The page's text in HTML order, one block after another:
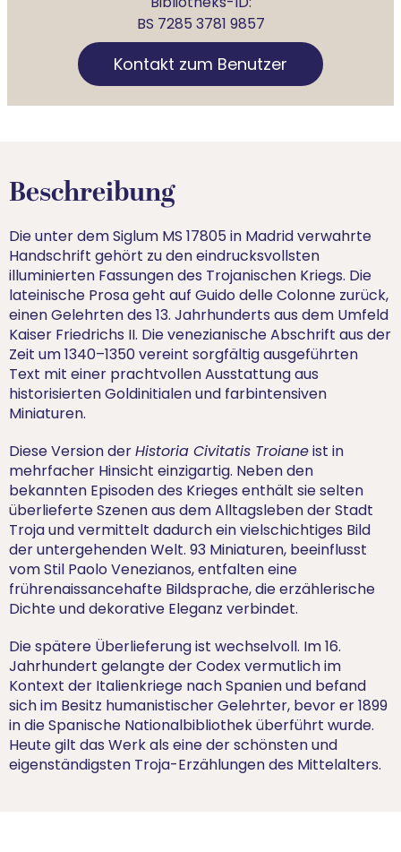
BS 7285 3781 9857
Kontakt zum Benutzer
Beschreibung
Die unter dem Siglum MS 17805 in Madrid verwahrte
Handschrift gehört zu den eindrucksvollsten
illuminierten Fassungen des Trojanischen Kriegs. Die
lateinische Prosa geht auf Guido delle Colonne zurück,
einen Gelehrten des 13. Jahrhunderts aus dem Umfeld
Kaiser Friedrichs II. Die venezianische Abschrift aus der
Zeit um 1340–1350 vereint sorgfältig ausgeführten
Text mit einer prachtvollen Ausstattung aus
historisierten Goldinitialen und farbintensiven
Miniaturen.
Diese Version derHistoria Civitatis Troianeist in
mehrfacher Hinsicht einzigartig. Neben den
bekannten Episoden des Krieges enthält sie selten
überlieferte Szenen aus dem Alltagsleben der Stadt
Troja und vermittelt dadurch ein vielschichtiges Bild
der untergehenden Welt. 93 Miniaturen, beeinflusst
vom Stil Paolo Venezianos, entfalten eine
frührenaissancehafte Bildsprache, die erzählerische
Dichte und dekorative Eleganz verbindet.
Die spätere Überlieferung ist wechselvoll. Im 16.
Jahrhundert gelangte der Codex vermutlich im
Kontext der Italienkriege nach Spanien und befand
sich im Besitz humanistischer Gelehrter, bevor er 1899
in die Spanische Nationalbibliothek überführt wurde.
Heute gilt das Werk als eine der schönsten und
eigenständigsten Troja-Erzählungen des Mittelalters.